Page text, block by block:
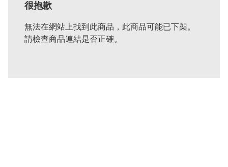
很抱歉
無法在網站上找到此商品，此商品可能已下架。
請檢查商品連結是否正確。